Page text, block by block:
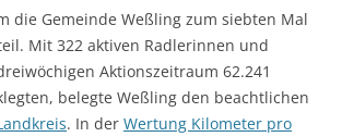
die Gemeinde Weßling zum siebten Mal
Mit 322 aktiven Radlerinnen und
Aktionszeitraum 62.241
belegte Weßling den beachtlichen
. In der Wertung Kilometer pro